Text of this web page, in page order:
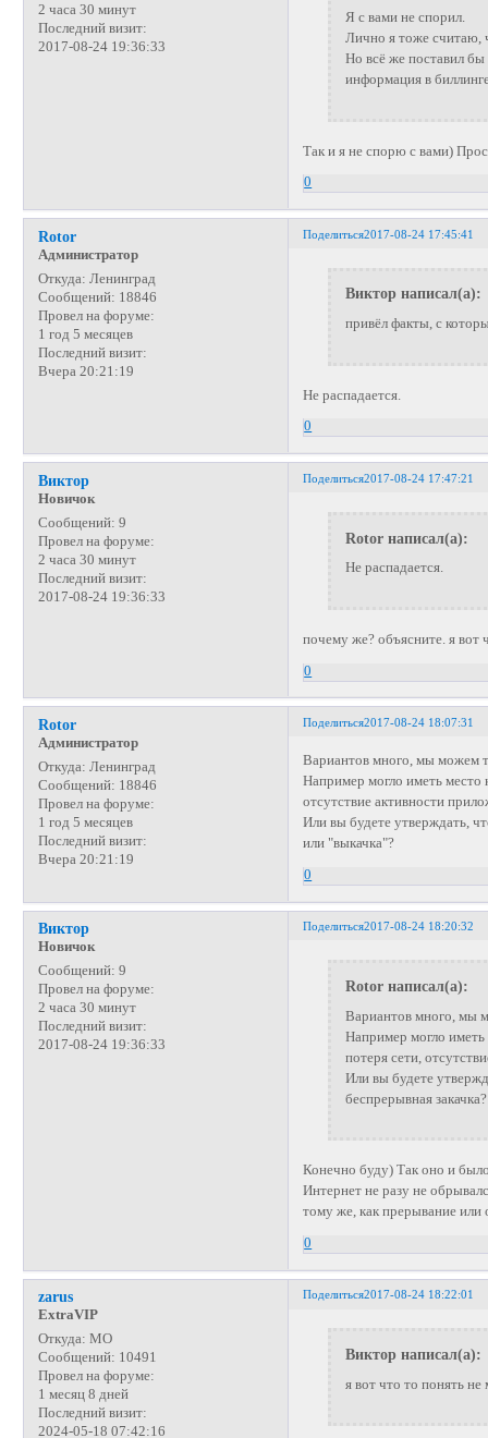
2 часа 30 минут
Последний визит:
2017-08-24 19:36:33
Я с вами не спорил.
Лично я тоже считаю,
Но всё же поставил
информация в
Так и я не спорю с вами)
0
Поделиться2017-08-24 17:45:41
Rotor
Администратор
Откуда: Ленинград
Сообщений: 18846
Провел на форуме:
1 год 5 месяцев
Последний визит:
Вчера 20:21:19
Виктор написал(а):
привёл факты, с
Не распадается.
0
Поделиться2017-08-24 17:47:21
Виктор
Новичок
Сообщений: 9
Провел на форуме:
2 часа 30 минут
Последний визит:
2017-08-24 19:36:33
Rotor написал(а):
Не распадается.
почему же? объясните. я вот
0
Поделиться2017-08-24 18:07:31
Rotor
Администратор
Откуда: Ленинград
Сообщений: 18846
Провел на форуме:
1 год 5 месяцев
Последний визит:
Вчера 20:21:19
Вариантов много, мы можем
Например могло иметь место
отсутствие активности
Или вы будете утверждать,
или "выкачка"?
0
Поделиться2017-08-24 18:20:32
Виктор
Новичок
Сообщений: 9
Провел на форуме:
2 часа 30 минут
Последний визит:
2017-08-24 19:36:33
Rotor написал(а):
Вариантов много, мы
Например могло иметь
потеря сети,
Или вы будете
беспрерывная закачка?
Конечно буду) Так оно и
Интернет не разу не
тому же, как прерывание или
0
Поделиться2017-08-24 18:22:01
zarus
ExtraVIP
Откуда: МО
Сообщений: 10491
Провел на форуме:
1 месяц 8 дней
Последний визит:
2024-05-18 07:42:16
Виктор написал(а):
я вот что то понять не